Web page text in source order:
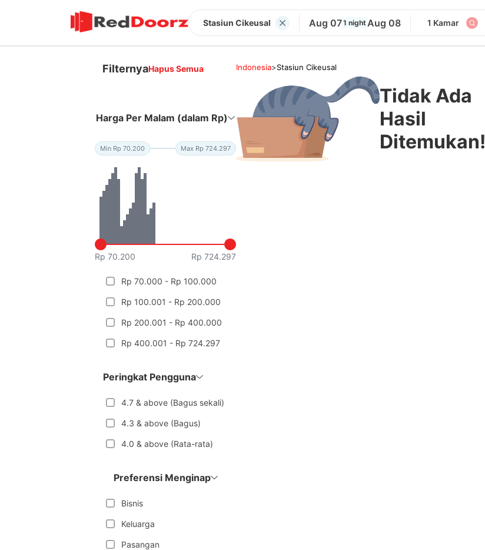
Stasiun Cikeusal Aug 071 night Aug 08 1 Kamar
FilternyaHapus Semua
Harga Per Malam (dalam Rp)
Min Rp 70.200 Max Rp 724.297
Rp 70.200 Rp 724.297
Rp 70.000 - Rp 100.000
Rp 100.001 - Rp 200.000
Rp 200.001 - Rp 400.000
Rp 400.001 - Rp 724.297
Peringkat Pengguna
4.7 & above (Bagus sekali)
4.3 & above (Bagus)
4.0 & above (Rata-rata)
Preferensi Menginap
Bisnis
Keluarga
Pasangan
Indonesia>Stasiun Cikeusal
Tidak Ada
Hasil
Ditemukan!